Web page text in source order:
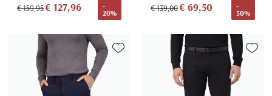
€ 159,95€ 127,96
-
20%
€ 139,00€ 69,50
-
50%
Toevoegen aan favorieten